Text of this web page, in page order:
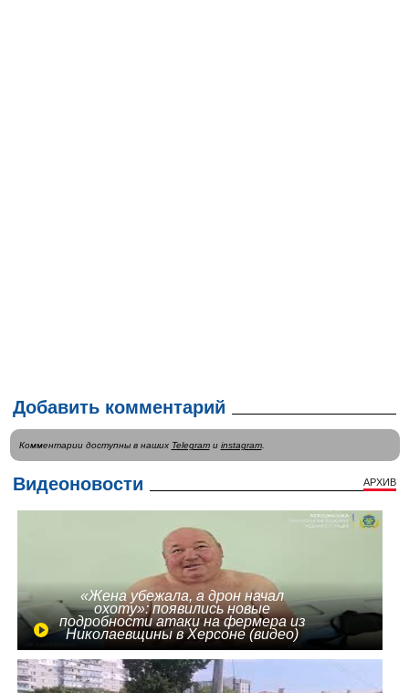
Добавить комментарий
Комментарии доступны в наших Telegramи instagram.
Видеоновости АРХИВ
«Жена убежала, а дрон начал
охоту»: появились новые
подробности атаки на фермера из
Николаевщины в Херсоне (видео)